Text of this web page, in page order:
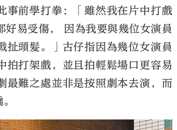
事前學打拳：「雖然我在片中打戲
好易受傷， 因為我要與幾位女演員
扯頭髮。」古仔指因為幾位女演員
拍打架戲，並且拍輕鬆場口更容易
最難之處並非是按照劇本去演，而